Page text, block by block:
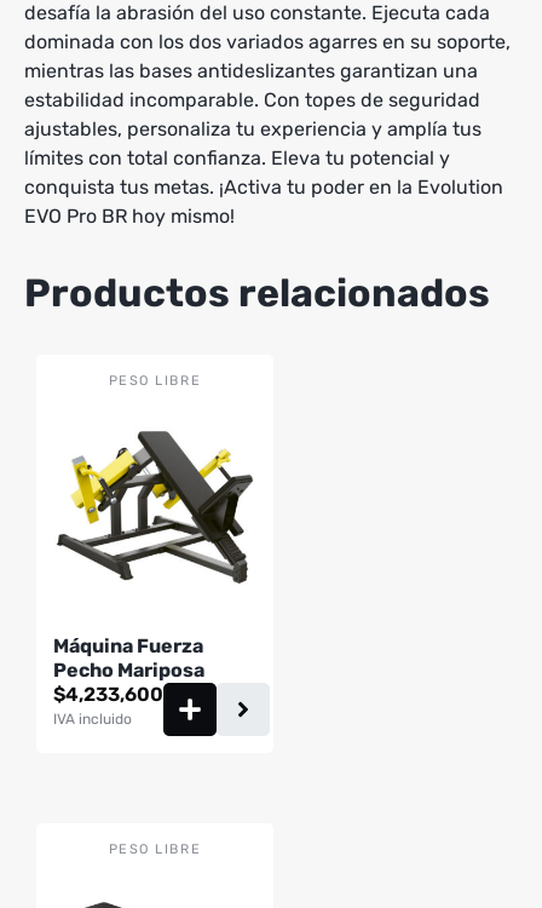
desafía la abrasión del uso constante. Ejecuta cada
dominada con los dos variados agarres en su soporte,
mientras las bases antideslizantes garantizan una
estabilidad incomparable. Con topes de seguridad
ajustables, personaliza tu experiencia y amplía tus
límites con total confianza. Eleva tu potencial y
conquista tus metas. ¡Activa tu poder en la Evolution
EVO Pro BR hoy mismo!
Productos relacionados
PESO LIBRE
Máquina Fuerza
Pecho Mariposa
$4,233,600
IVA incluido
PESO LIBRE